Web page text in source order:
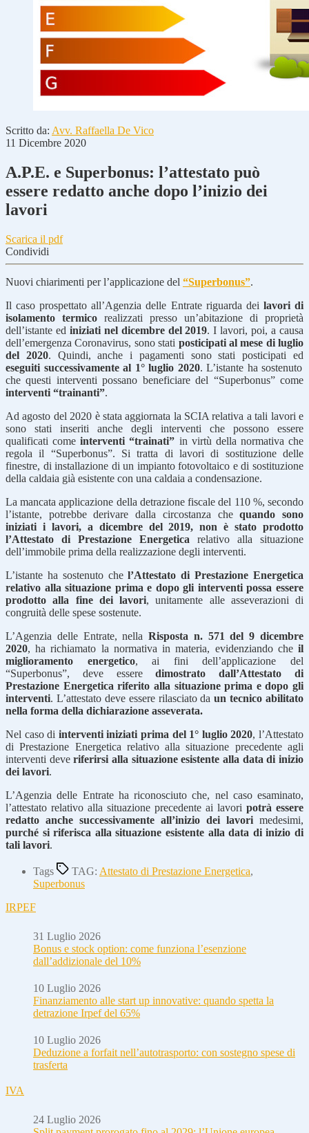
Scritto da: Avv. Raffaella De Vico
11 Dicembre 2020
A.P.E. e Superbonus: l’attestato può
essere redatto anche dopo l’inizio dei
lavori
Scarica il pdf
Condividi
Nuovi chiarimenti per l’applicazione del “Superbonus”.
Il caso prospettato all’Agenzia delle Entrate riguarda dei lavori di
isolamento termico realizzati presso un’abitazione di proprietà
dell’istante ed iniziati nel dicembre del 2019. I lavori, poi, a causa
dell’emergenza Coronavirus, sono stati posticipati al mese di luglio
del 2020. Quindi, anche i pagamenti sono stati posticipati ed
eseguiti successivamente al 1° luglio 2020. L’istante ha sostenuto
che questi interventi possano beneficiare del “Superbonus” come
interventi “trainanti”.
Ad agosto del 2020 è stata aggiornata la SCIA relativa a tali lavori e
sono stati inseriti anche degli interventi che possono essere
qualificati come interventi “trainati” in virtù della normativa che
regola il “Superbonus”. Si tratta di lavori di sostituzione delle
finestre, di installazione di un impianto fotovoltaico e di sostituzione
della caldaia già esistente con una caldaia a condensazione.
La mancata applicazione della detrazione fiscale del 110 %, secondo
l’istante, potrebbe derivare dalla circostanza chequando sono
iniziati i lavori, a dicembre del 2019, non è stato prodotto
l’Attestato di Prestazione Energetica relativo alla situazione
dell’immobile prima della realizzazione degli interventi.
L’istante ha sostenuto chel’Attestato di Prestazione Energetica
relativo alla situazione prima e dopo gli interventi possa essere
prodotto alla fine dei lavori, unitamente alle asseverazioni di
congruità delle spese sostenute.
L’Agenzia delle Entrate, nellaRisposta n. 571 del 9 dicembre
2020, ha richiamato la normativa in materia, evidenziando che il
miglioramento energetico, ai fini dell’applicazione del
“Superbonus”, deve esseredimostrato dall’Attestato di
Prestazione Energetica riferito alla situazione prima e dopo gli
interventi. L’attestato deve essere rilasciato daun tecnico abilitato
nella forma della dichiarazione asseverata.
Nel caso di interventi iniziati prima del 1° luglio 2020, l’Attestato
di Prestazione Energetica relativo alla situazione precedente agli
interventi deveriferirsi alla situazione esistente alla data di inizio
dei lavori.
L’Agenzia delle Entrate ha riconosciuto che, nel caso esaminato,
l’attestato relativo alla situazione precedente ai lavori potrà essere
redatto anche successivamente all’inizio dei lavori medesimi,
purché si riferisca alla situazione esistente alla data di inizio di
tali lavori.
Tags TAG: Attestato di Prestazione Energetica,
Superbonus
IRPEF
31 Luglio 2026
Bonus e stock option: come funziona l’esenzione
dall’addizionale del 10%
10 Luglio 2026
Finanziamento alle start up innovative: quando spetta la
detrazione Irpef del 65%
10 Luglio 2026
Deduzione a forfait nell’autotrasporto: con sostegno spese di
trasferta
IVA
24 Luglio 2026